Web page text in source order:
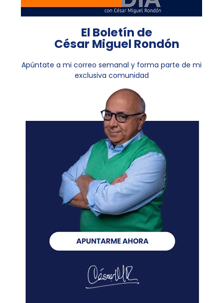
El Boletín de
César Miguel Rondón
Apúntate a mi correo semanal y forma parte de mi
exclusiva comunidad